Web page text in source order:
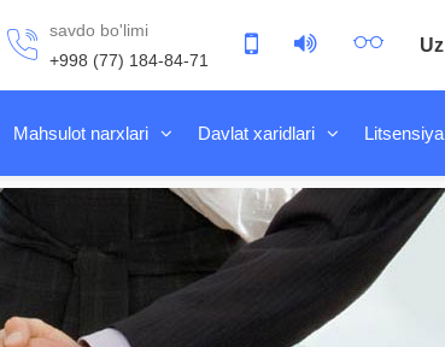
savdo bo'limi
+998 (77) 184-84-71
Uz
Mahsulot narxlari Davlat xaridlari Litsensiya